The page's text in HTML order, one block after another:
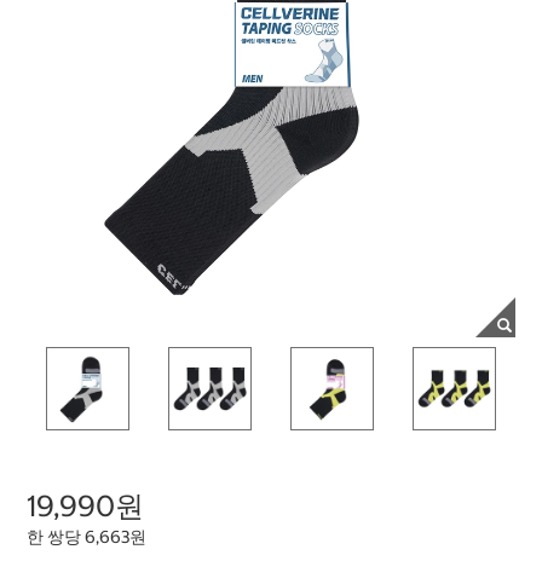
19,990원
한 쌍당 6,663원